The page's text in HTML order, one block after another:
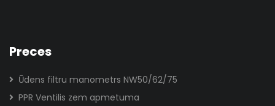
Preces
Ūdens filtru manometrs NW50/62/75
PPR Ventilis zem apmetuma